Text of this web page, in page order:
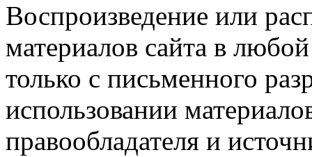
Воспроизведение или
материалов сайта в
только с письменного
использовании
правообладателя и